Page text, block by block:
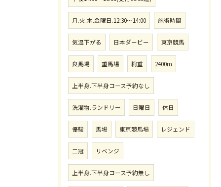
月.火.木.金曜日.12:30〜14:00 施術時間
気温下がる 日本ダービー 東京競馬
良馬場 重馬場 稍重 2400m
上半身.下半身コース予約なし
洗濯物.ランドリー 日曜日 休日
優駿 馬場 東京競馬場 レジェンド
二冠 リベンジ
上半身.下半身コース予約無し